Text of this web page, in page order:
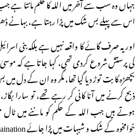
اس سے پہلے بس شک میں پڑا رہتا ہے، بہانے
اور یہ صرف گائے کا واقعہ نہیں ہے بلکہ بنی
کی پرستش شروع کردی تھی، کہا جاتا ہے کہ موسیٰ
بچھڑہ کا بت توڑ دیا گیا تھا، مگر وہ ان کے دل
ہوتے ہیں جب اللہ کے حکم کو ماننے میں
خوامخوہ کے شک و شبہات میں پڑا جائے Explaination اور تفصیلات مانگی جائیں۔